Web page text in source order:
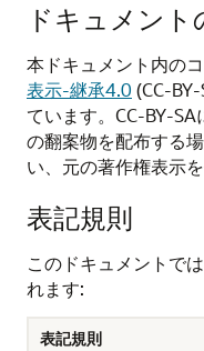
ドキュメン
本ドキュメント内のコ
表示-継承4.0 (CC-
ています。CC-BY-
の翻案物を配布する
い、元の著作権表示
表記規則
このドキュメントで
れます:
表記規則